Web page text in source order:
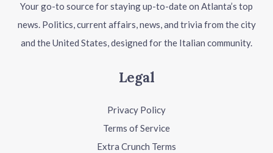
Your go-to source for staying up-to-date on Atlanta’s top
news. Politics, current affairs, news, and trivia from the city
and the United States, designed for the Italian community.
Legal
Privacy Policy
Terms of Service
Extra Crunch Terms